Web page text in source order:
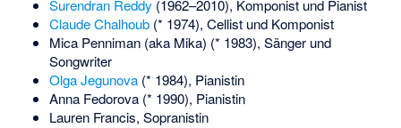
Surendran Reddy (1962–2010), Komponist und Pianist
Claude Chalhoub(* 1974), Cellist und Komponist
Mica Penniman(aka Mika) (* 1983), Sänger und
Songwriter
Olga Jegunova(* 1984), Pianistin
Anna Fedorova(* 1990), Pianistin
Lauren Francis, Sopranistin